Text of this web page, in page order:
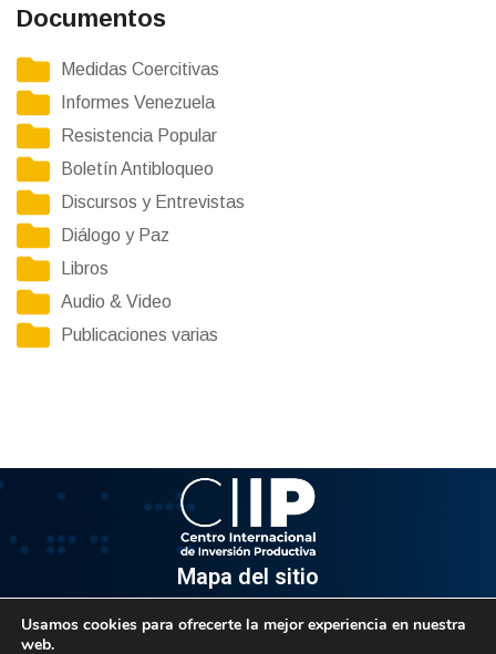
Documentos
Medidas Coercitivas
Informes Venezuela
Resistencia Popular
Boletín Antibloqueo
Discursos y Entrevistas
Diálogo y Paz
Libros
Audio & Video
Publicaciones varias
Mapa del sitio
Usamos cookies para ofrecerte la mejor experiencia en nuestra
web.